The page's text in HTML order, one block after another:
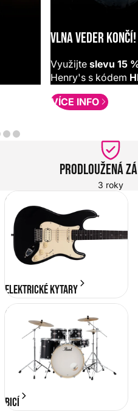
VLNA VEDER KONČÍ!
Využijte slevu 15
Henry's s kódem
VÍCE INFO
Prodloužená
3 roky
Elektrické kytary
Elektrické kytary
BICÍ
BICÍ